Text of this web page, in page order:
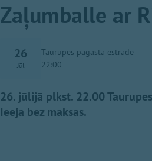
Zaļumballe ar
26
Jūl
Taurupes pagasta estrāde
22:00
26. jūlijā plkst. 22.00
Ieeja bez maksas.